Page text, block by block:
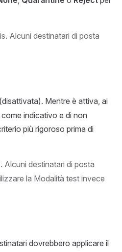
Alcuni destinatari di posta
(disattivata). Mentre è attiva, ai
indicativo e di non
più rigoroso prima di
Alcuni destinatari di posta
la Modalità test invece
dovrebbero applicare il